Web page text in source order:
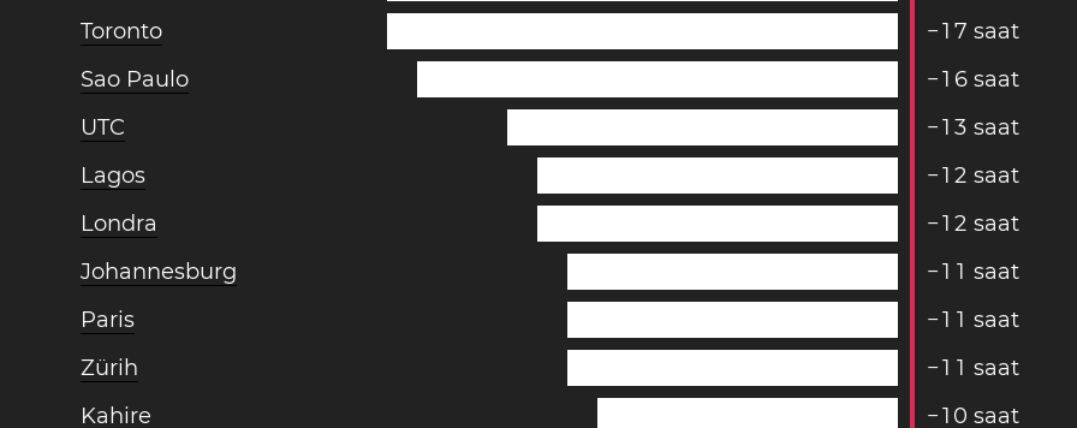
Toronto
−1 7 saat
Sao Paulo
−1 6 saat
UTC
−1 3 saat
Lagos
−1 2 saat
Londra
−1 2 saat
Johannesburg
−1 1 saat
Paris
−1 1 saat
Zürih
−1 1 saat
Kahire
−1 0 saat